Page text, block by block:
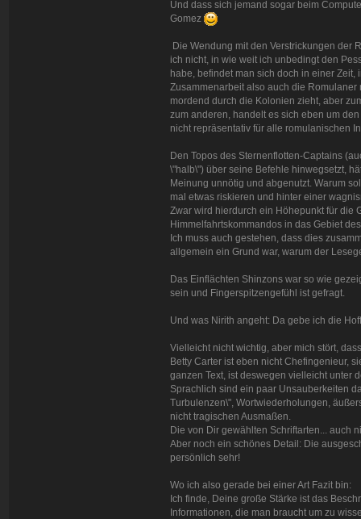
Und dass sich jemand sogar beim
Gomez
Die Wendung mit den Verstrickungen der
ich nicht, in wie weit ich unbedingt den
habe, befindet man sich doch in einer
Zusammenarbeit also auch die
mordend durch die Kolonien zieht, aber
zum anderen, handelt es sich eben um
nicht repräsentativ für alle romulanischen
Den Topos des Sternenflotten-Captains
\"halb\") über seine Befehle hinwegsetzt,
Meinung unnötig und abgenutzt. Warum
mal etwas riskieren und hinter einer
Zwar wird hierdurch ein Höhepunkt für die
Himmelfahrtskommandos in das Gebiet
Ich muss auch gestehen, dass dies
allgemein ein Grund war, warum der
Das Einflächten Shinzons war so wie
sein und Fingerspitzengefühl ist gefragt.
Und was Nirith angeht: Da gebe ich die
Vielleicht nicht wichtig, aber mich stört,
Betty Carter ist eben nicht Chefingenieur,
ganzen Text, ist deswegen vielleicht unter
Sprachlich sind ein paar Unsauberkeiten
Turbulenzen\", Wortwiederholungen,
nicht tragischen Ausmaßen.
Die von Dir gewählten Schriftarten... auch
Aber noch ein schönes Detail: Die
persönlich sehr!
Wo ich also gerade bei einer Art Fazit bin:
Ich finde, Deine große Stärke ist das
Informationen, die man braucht um zu